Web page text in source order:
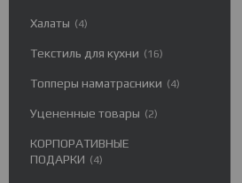
Халаты 4
Текстиль для кухни 16
Топперы наматрасники 4
Уцененные товары 2
КОРПОРАТИВНЫЕ
ПОДАРКИ
4